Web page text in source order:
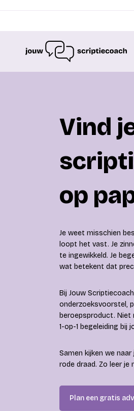
Vind
op
Je weet misschien
loopt het vast. Je
te ingewikkeld. Je
wat betekent dat
Bij Jouw
onderzoeksvoorstel,
beroepsproduct.
1-op-1 begeleiding bij
Samen kijken we
rode draad. Zo leer
Plan een gratis